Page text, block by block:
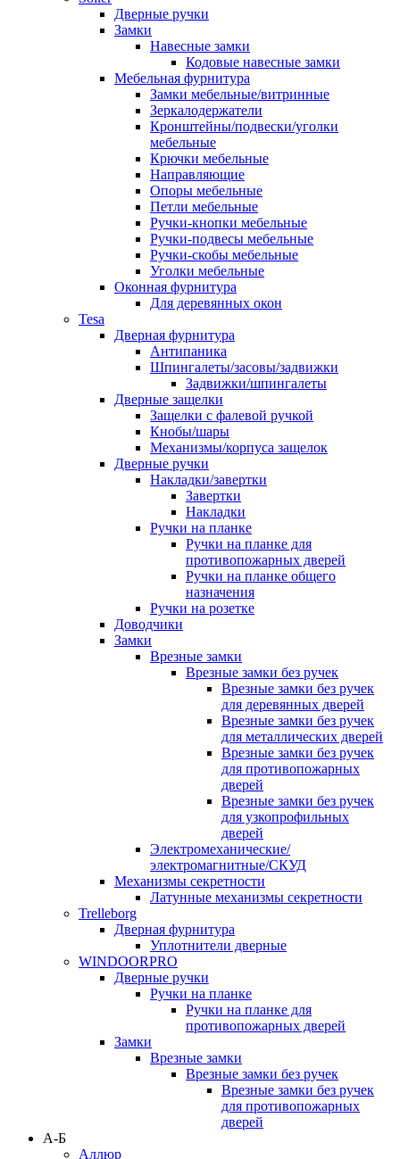
Дверные ручки
Замки
Навесные замки
Кодовые навесные замки
Мебельная фурнитура
Замки мебельные/витринные
Зеркалодержатели
Кронштейны/подвески/уголки
мебельные
Крючки мебельные
Направляющие
Опоры мебельные
Петли мебельные
Ручки-кнопки мебельные
Ручки-подвесы мебельные
Ручки-скобы мебельные
Уголки мебельные
Оконная фурнитура
Для деревянных окон
Tesa
Дверная фурнитура
Антипаника
Шпингалеты/засовы/задвижки
Задвижки/шпингалеты
Дверные защелки
Защелки с фалевой ручкой
Кнобы/шары
Механизмы/корпуса защелок
Дверные ручки
Накладки/завертки
Завертки
Накладки
Ручки на планке
Ручки на планке для
противопожарных дверей
Ручки на планке общего
назначения
Ручки на розетке
Доводчики
Замки
Врезные замки
Врезные замки без ручек
Врезные замки без ручек
для деревянных дверей
Врезные замки без ручек
для металлических дверей
Врезные замки без ручек
для противопожарных
дверей
Врезные замки без ручек
для узкопрофильных
дверей
Электромеханические/
электромагнитные/СКУД
Механизмы секретности
Латунные механизмы секретности
Trelleborg
Дверная фурнитура
Уплотнители дверные
WINDOORPRO
Дверные ручки
Ручки на планке
Ручки на планке для
противопожарных дверей
Замки
Врезные замки
Врезные замки без ручек
Врезные замки без ручек
для противопожарных
дверей
А-Б
Аллюр